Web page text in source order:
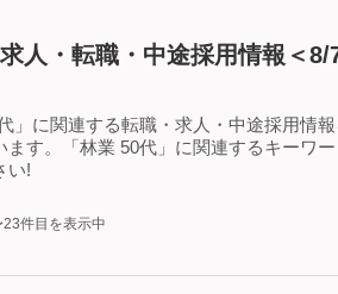
人・転職・中途採用情報＜8/
」に関連する転職・求人・中途採用情
す。「林業 50代」に関連するキーワ
い!
23件目を表示中